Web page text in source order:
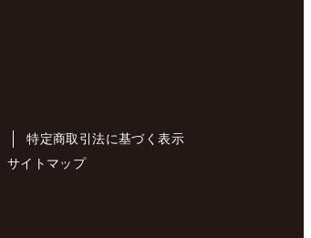
特定商取引法に基づく表示
サイトマップ